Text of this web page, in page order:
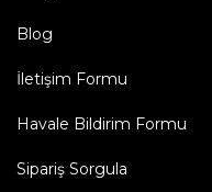
Blog
İletişim Formu
Havale Bildirim Formu
Sipariş Sorgula